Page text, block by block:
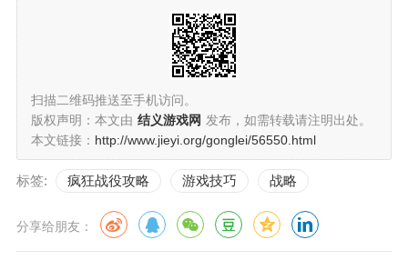
扫描二维码推送至手机访问。
版权声明：本文由 结义游戏网 发布，如需转载请注明出处。
本文链接： http://www.jieyi.org/gonglei/56550.html
标签: 疯狂战役攻略 游戏技巧 战略
分享给朋友：